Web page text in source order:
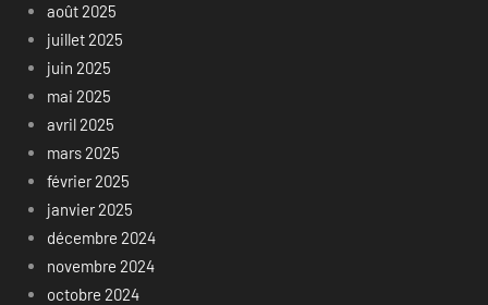
août 2025
juillet 2025
juin 2025
mai 2025
avril 2025
mars 2025
février 2025
janvier 2025
décembre 2024
novembre 2024
octobre 2024